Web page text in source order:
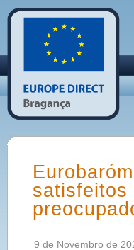
satisfeitos
9 de Novembro de